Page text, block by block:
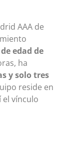
AAA de
edad de
ha
y solo tres
reside en
el vínculo